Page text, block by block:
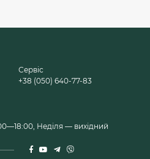
Сервіс
+38 (050) 640-77-83
Неділя — вихідний